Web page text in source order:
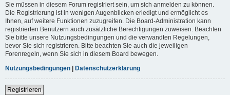
Sie müssen in diesem Forum registriert sein, um sich anmelden zu können.
Die Registrierung ist in wenigen Augenblicken erledigt und ermöglicht es
Ihnen, auf weitere Funktionen zuzugreifen. Die Board-Administration kann
registrierten Benutzern auch zusätzliche Berechtigungen zuweisen. Beachten
Sie bitte unsere Nutzungsbedingungen und die verwandten Regelungen,
bevor Sie sich registrieren. Bitte beachten Sie auch die jeweiligen
Forenregeln, wenn Sie sich in diesem Board bewegen.
Nutzungsbedingungen | Datenschutzerklärung
Registrieren